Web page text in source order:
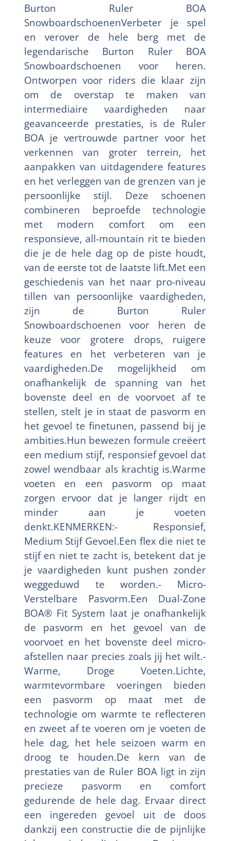
Burton Ruler BOA
SnowboardschoenenVerbeter je spel
en verover de hele berg met de
legendarische Burton Ruler BOA
Snowboardschoenen voor heren.
Ontworpen voor riders die klaar zijn
om de overstap te maken van
intermediaire vaardigheden naar
geavanceerde prestaties, is de Ruler
BOA je vertrouwde partner voor het
verkennen van groter terrein, het
aanpakken van uitdagendere features
en het verleggen van de grenzen van je
persoonlijke stijl. Deze schoenen
combineren beproefde technologie
met modern comfort om een
responsieve, all-mountain rit te bieden
die je de hele dag op de piste houdt,
van de eerste tot de laatste lift.Met een
geschiedenis van het naar pro-niveau
tillen van persoonlijke vaardigheden,
zijn de Burton Ruler
Snowboardschoenen voor heren de
keuze voor grotere drops, ruigere
features en het verbeteren van je
vaardigheden.De mogelijkheid om
onafhankelijk de spanning van het
bovenste deel en de voorvoet af te
stellen, stelt je in staat de pasvorm en
het gevoel te finetunen, passend bij je
ambities.Hun bewezen formule creëert
een medium stijf, responsief gevoel dat
zowel wendbaar als krachtig is.Warme
voeten en een pasvorm op maat
zorgen ervoor dat je langer rijdt en
minder aan je voeten
denkt.KENMERKEN:- Responsief,
Medium Stijf Gevoel.Een flex die niet te
stijf en niet te zacht is, betekent dat je
je vaardigheden kunt pushen zonder
weggeduwd te worden.- Micro-
Verstelbare Pasvorm.Een Dual-Zone
BOA® Fit System laat je onafhankelijk
de pasvorm en het gevoel van de
voorvoet en het bovenste deel micro-
afstellen naar precies zoals jij het wilt.-
Warme, Droge Voeten.Lichte,
warmtevormbare voeringen bieden
een pasvorm op maat met de
technologie om warmte te reflecteren
en zweet af te voeren om je voeten de
hele dag, het hele seizoen warm en
droog te houden.De kern van de
prestaties van de Ruler BOA ligt in zijn
precieze pasvorm en comfort
gedurende de hele dag. Ervaar direct
een ingereden gevoel uit de doos
dankzij een constructie die de pijnlijke